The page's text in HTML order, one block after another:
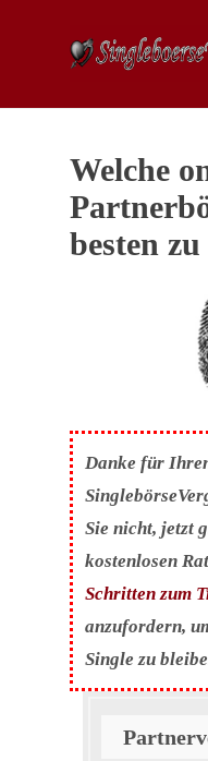
Welche
besten
Danke für
Sie nicht, jetzt
kostenlosen
Schritten zum
anzufordern,
Single zu